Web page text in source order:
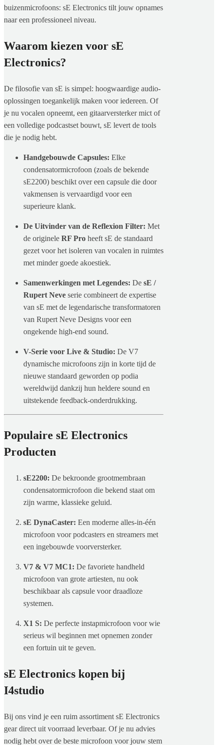
buizenmicrofoons: sE Electronics tilt jouw opnames
naar een professioneel niveau.
Waarom kiezen voor sE
Electronics?
De filosofie van sE is simpel: hoogwaardige audio-
oplossingen toegankelijk maken voor iedereen. Of
je nu vocalen opneemt, een gitaarversterker mict of
een volledige podcastset bouwt, sE levert de tools
die je nodig hebt.
Handgebouwde Capsules: Elke
condensatormicrofoon (zoals de bekende
sE2200) beschikt over een capsule die door
vakmensen is vervaardigd voor een
superieure klank.
De Uitvinder van de Reflexion Filter: Met
de originele RF Pro heeft sE de standaard
gezet voor het isoleren van vocalen in ruimtes
met minder goede akoestiek.
Samenwerkingen met Legendes: De sE /
Rupert Neve serie combineert de expertise
van sE met de legendarische transformatoren
van Rupert Neve Designs voor een
ongekende high-end sound.
V-Serie voor Live & Studio: De V7
dynamische microfoons zijn in korte tijd de
nieuwe standaard geworden op podia
wereldwijd dankzij hun heldere sound en
uitstekende feedback-onderdrukking.
Populaire sE Electronics
Producten
sE2200: De bekroonde grootmembraan
condensatormicrofoon die bekend staat om
zijn warme, klassieke geluid.
sE DynaCaster: Een moderne alles-in-één
microfoon voor podcasters en streamers met
een ingebouwde voorversterker.
V7 & V7 MC1: De favoriete handheld
microfoon van grote artiesten, nu ook
beschikbaar als capsule voor draadloze
systemen.
X1 S: De perfecte instapmicrofoon voor wie
serieus wil beginnen met opnemen zonder
een fortuin uit te geven.
sE Electronics kopen bij
I4studio
Bij ons vind je een ruim assortiment sE Electronics
gear direct uit voorraad leverbaar. Of je nu advies
nodig hebt over de beste microfoon voor jouw stem